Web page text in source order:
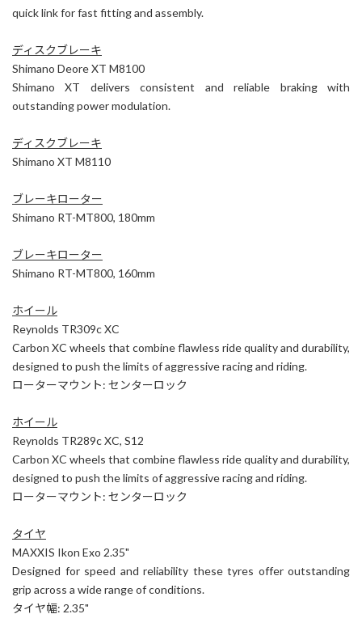
quick link for fast fitting and assembly.
ディスクブレーキ
Shimano Deore XT M8100
Shimano XT delivers consistent and reliable braking with
outstanding power modulation.
ディスクブレーキ
Shimano XT M8110
ブレーキローター
Shimano RT-MT800, 180mm
ブレーキローター
Shimano RT-MT800, 160mm
ホイール
Reynolds TR309c XC
Carbon XC wheels that combine flawless ride quality and durability,
designed to push the limits of aggressive racing and riding.
ローターマウント: センターロック
ホイール
Reynolds TR289c XC, S12
Carbon XC wheels that combine flawless ride quality and durability,
designed to push the limits of aggressive racing and riding.
ローターマウント: センターロック
タイヤ
MAXXIS Ikon Exo 2.35"
Designed for speed and reliability these tyres offer outstanding
grip across a wide range of conditions.
タイヤ幅: 2.35"